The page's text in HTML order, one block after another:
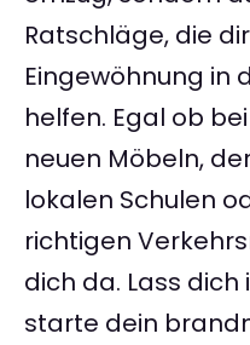
Ratschläge, die
Eingewöhnung in
helfen. Egal ob
neuen Möbeln,
lokalen Schulen
richtigen
dich da. Lass dich
starte dein